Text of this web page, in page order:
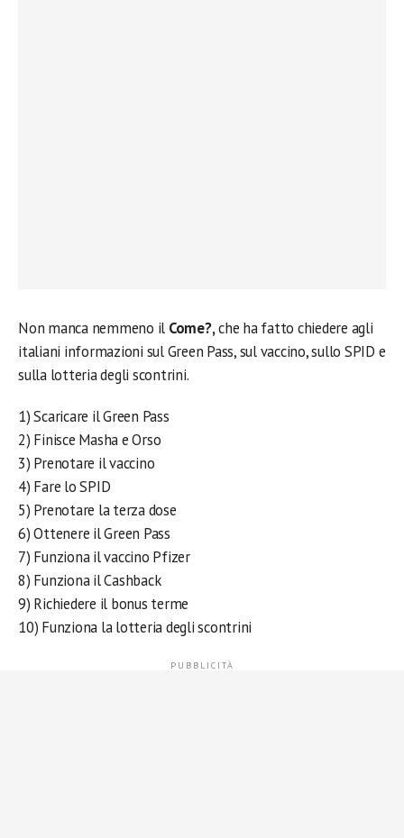
Non manca nemmeno il Come?,che ha fatto chiedere agli
italiani informazioni sul Green Pass, sul vaccino, sullo SPID e
sulla lotteria degli scontrini.
1) Scaricare il Green Pass
2) Finisce Masha e Orso
3) Prenotare il vaccino
4) Fare lo SPID
5) Prenotare la terza dose
6) Ottenere il Green Pass
7) Funziona il vaccino Pfizer
8) Funziona il Cashback
9) Richiedere il bonus terme
10) Funziona la lotteria degli scontrini